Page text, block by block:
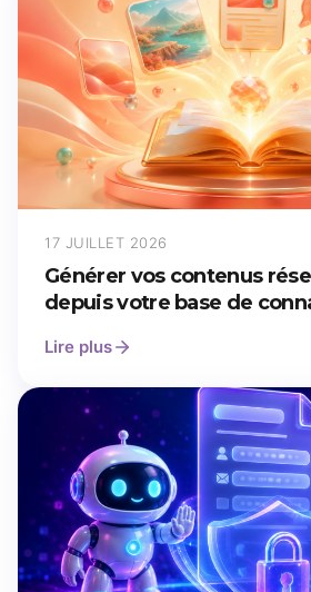
17 JUILLET 2026
Générer vos contenus
depuis votre base de
Lire plus